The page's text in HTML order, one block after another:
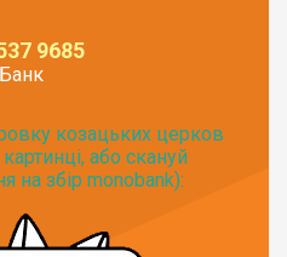
9685
козацьких церков
або скануй
на збір monobank):